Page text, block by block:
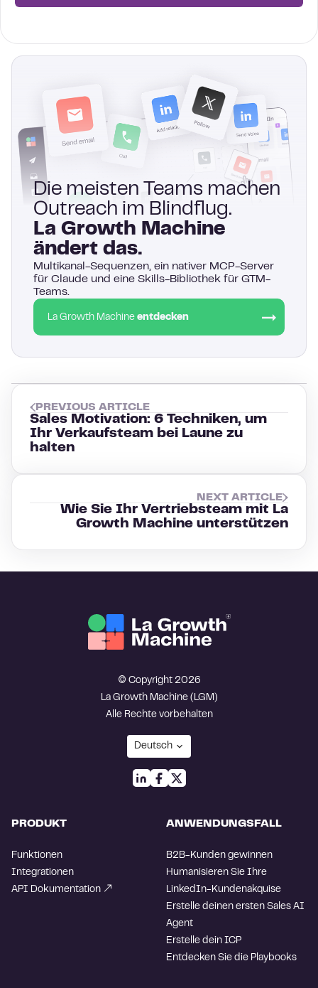
Die meisten Teams machen
Outreach im Blindflug.
La Growth Machine
ändert das.
Multikanal-Sequenzen, ein nativer MCP-Server
für Claude und eine Skills-Bibliothek für GTM-
Teams.
La Growth Machine entdecken
PREVIOUS ARTICLE
Sales Motivation: 6 Techniken, um
Ihr Verkaufsteam bei Laune zu
halten
NEXT ARTICLE
Wie Sie Ihr Vertriebsteam mit La
Growth Machine unterstützen
© Copyright 2026
La Growth Machine (LGM)
Alle Rechte vorbehalten
PRODUKT
Funktionen
Integrationen
API Dokumentation
ANWENDUNGSFALL
B2B-Kunden gewinnen
Humanisieren Sie Ihre
LinkedIn-Kundenakquise
Erstelle deinen ersten Sales AI
Agent
Erstelle dein ICP
Entdecken Sie die Playbooks